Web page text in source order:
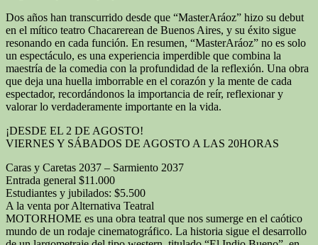
Dos años han transcurrido desde que “MasterAráoz” hizo su debut
en el mítico teatro Chacarerean de Buenos Aires, y su éxito sigue
resonando en cada función. En resumen, “MasterAráoz” no es solo
un espectáculo, es una experiencia imperdible que combina la
maestría de la comedia con la profundidad de la reflexión. Una obra
que deja una huella imborrable en el corazón y la mente de cada
espectador, recordándonos la importancia de reír, reflexionar y
valorar lo verdaderamente importante en la vida.
¡DESDE EL 2 DE AGOSTO!
VIERNES Y SÁBADOS DE AGOSTO A LAS 20HORAS
Caras y Caretas 2037 – Sarmiento 2037
Entrada general $11.000
Estudiantes y jubilados: $5.500
A la venta por Alternativa Teatral
MOTORHOME es una obra teatral que nos sumerge en el caótico
mundo de un rodaje cinematográfico. La historia sigue el desarrollo